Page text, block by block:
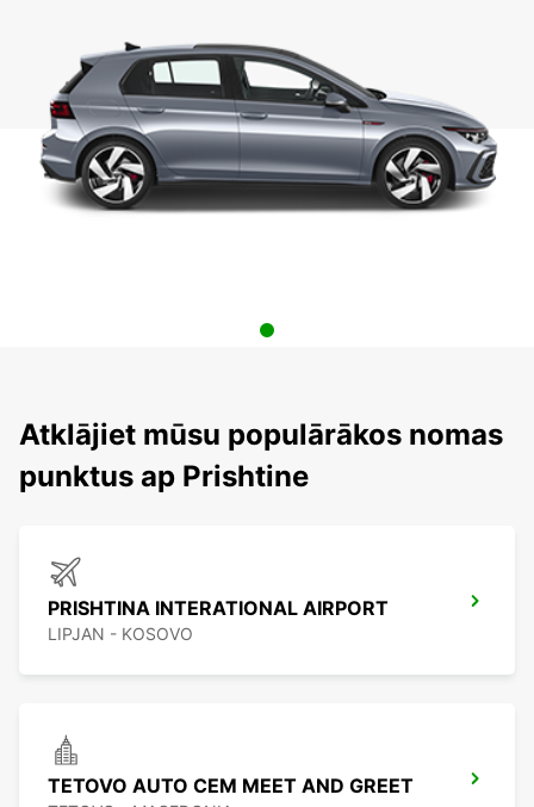
Atklājiet mūsu populārākos nomas
punktus ap Prishtine
PRISHTINA INTERATIONAL AIRPORT
LIPJAN - KOSOVO
TETOVO AUTO CEM MEET AND GREET